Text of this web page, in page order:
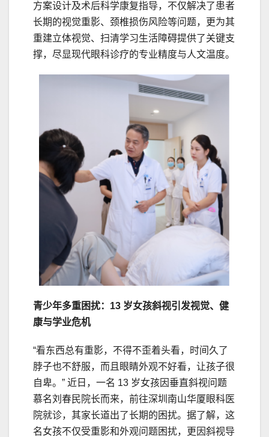
方案设计及术后科学康复指导，不仅解决了患者
长期的视觉重影、颈椎损伤风险等问题，更为其
重建立体视觉、扫清学习生活障碍提供了关键支
撑，尽显现代眼科诊疗的专业精度与人文温度。
青少年多重困扰：13 岁女孩斜视引发视觉、健
康与学业危机
“看东西总有重影，不得不歪着头看，时间久了
脖子也不舒服，而且眼睛外观不好看，让孩子很
自卑。” 近日，一名 13 岁女孩因垂直斜视问题
慕名刘春民院长而来，前往深圳南山华厦眼科医
院就诊，其家长道出了长期的困扰。据了解，这
名女孩不仅受重影和外观问题困扰，更因斜视导